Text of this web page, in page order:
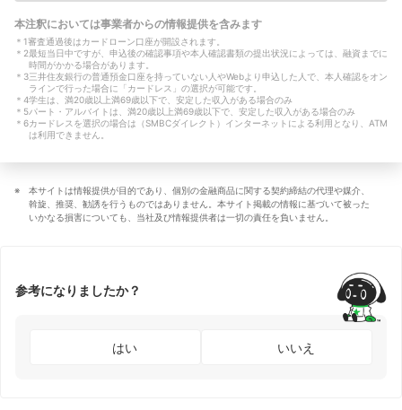
本注釈においては事業者からの情報提供を含みます
＊ 1審査通過後はカードローン口座が開設されます。
＊ 2最短当日中ですが、申込後の確認事項や本人確認書類の提出状況によっては、融資までに
時間がかかる場合があります。
＊ 3三井住友銀行の普通預金口座を持っていない人やWebより申込した人で、本人確認をオン
ラインで行った場合に「カードレス」の選択が可能です。
＊ 4学生は、満20歳以上満69歳以下で、安定した収入がある場合のみ
＊ 5パート・アルバイトは、満20歳以上満69歳以下で、安定した収入がある場合のみ
＊ 6カードレスを選択の場合は（SMBCダイレクト）インターネットによる利用となり、ATM
は利用できません。
本サイトは情報提供が目的であり、個別の金融商品に関する契約締結の代理や媒介、
斡旋、推奨、勧誘を行うものではありません。本サイト掲載の情報に基づいて被った
いかなる損害についても、当社及び情報提供者は一切の責任を負いません。
参考になりましたか？
はい いいえ